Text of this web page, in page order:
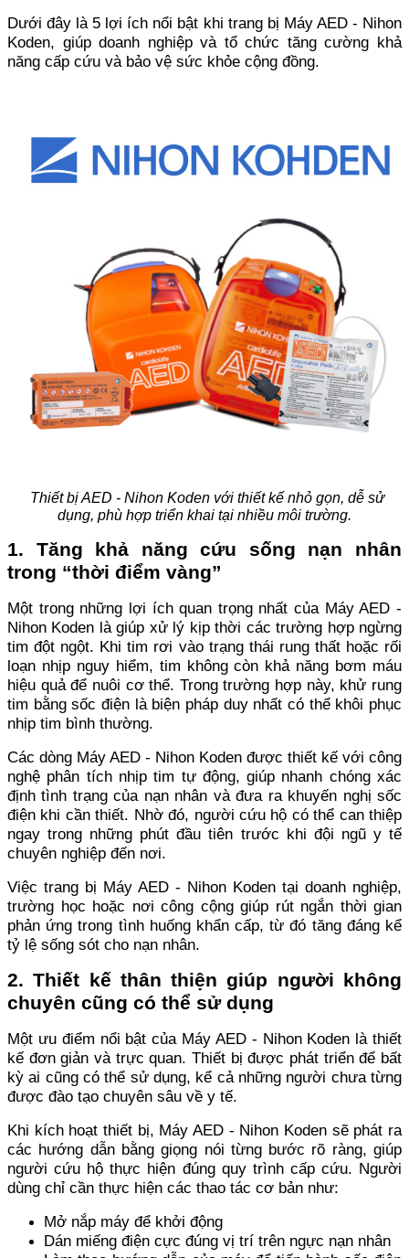
Dưới đây là 5 lợi ích nổi bật khi trang bị Máy AED - Nihon
Koden, giúp doanh nghiệp và tổ chức tăng cường khả
năng cấp cứu và bảo vệ sức khỏe cộng đồng.
Thiết bị AED - Nihon Koden với thiết kế nhỏ gọn, dễ sử
dụng, phù hợp triển khai tại nhiều môi trường.
1. Tăng khả năng cứu sống nạn nhân
trong “thời điểm vàng”
Một trong những lợi ích quan trọng nhất của Máy AED -
Nihon Koden là giúp xử lý kịp thời các trường hợp ngừng
tim đột ngột. Khi tim rơi vào trạng thái rung thất hoặc rối
loạn nhịp nguy hiểm, tim không còn khả năng bơm máu
hiệu quả để nuôi cơ thể. Trong trường hợp này, khử rung
tim bằng sốc điện là biện pháp duy nhất có thể khôi phục
nhịp tim bình thường.
Các dòng Máy AED - Nihon Koden được thiết kế với công
nghệ phân tích nhịp tim tự động, giúp nhanh chóng xác
định tình trạng của nạn nhân và đưa ra khuyến nghị sốc
điện khi cần thiết. Nhờ đó, người cứu hộ có thể can thiệp
ngay trong những phút đầu tiên trước khi đội ngũ y tế
chuyên nghiệp đến nơi.
Việc trang bị Máy AED - Nihon Koden tại doanh nghiệp,
trường học hoặc nơi công cộng giúp rút ngắn thời gian
phản ứng trong tình huống khẩn cấp, từ đó tăng đáng kể
tỷ lệ sống sót cho nạn nhân.
2. Thiết kế thân thiện giúp người không
chuyên cũng có thể sử dụng
Một ưu điểm nổi bật của Máy AED - Nihon Koden là thiết
kế đơn giản và trực quan. Thiết bị được phát triển để bất
kỳ ai cũng có thể sử dụng, kể cả những người chưa từng
được đào tạo chuyên sâu về y tế.
Khi kích hoạt thiết bị, Máy AED - Nihon Koden sẽ phát ra
các hướng dẫn bằng giọng nói từng bước rõ ràng, giúp
người cứu hộ thực hiện đúng quy trình cấp cứu. Người
dùng chỉ cần thực hiện các thao tác cơ bản như:
Mở nắp máy để khởi động
Dán miếng điện cực đúng vị trí trên ngực nạn nhân